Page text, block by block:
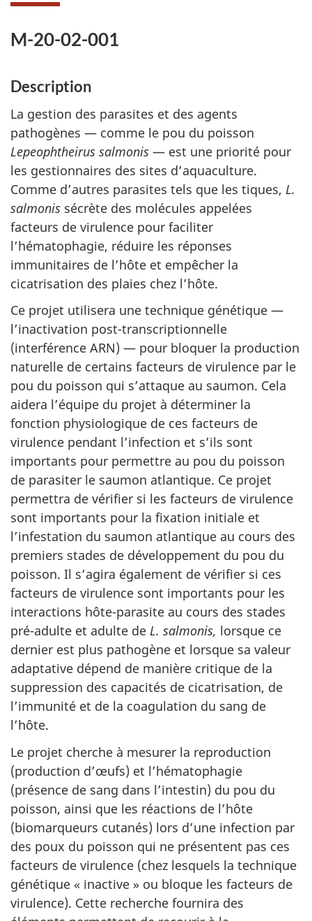
M-20-02-001
Description
La gestion des parasites et des agents
pathogènes — comme le pou du poisson
Lepeophtheirus salmonis — est une priorité pour
les gestionnaires des sites d’aquaculture.
Comme d’autres parasites tels que les tiques, L.
salmonis sécrète des molécules appelées
facteurs de virulence pour faciliter
l’hématophagie, réduire les réponses
immunitaires de l’hôte et empêcher la
cicatrisation des plaies chez l’hôte.
Ce projet utilisera une technique génétique —
l’inactivation post-transcriptionnelle
(interférence ARN) — pour bloquer la production
naturelle de certains facteurs de virulence par le
pou du poisson qui s’attaque au saumon. Cela
aidera l’équipe du projet à déterminer la
fonction physiologique de ces facteurs de
virulence pendant l’infection et s’ils sont
importants pour permettre au pou du poisson
de parasiter le saumon atlantique. Ce projet
permettra de vérifier si les facteurs de virulence
sont importants pour la fixation initiale et
l’infestation du saumon atlantique au cours des
premiers stades de développement du pou du
poisson. Il s’agira également de vérifier si ces
facteurs de virulence sont importants pour les
interactions hôte-parasite au cours des stades
pré-adulte et adulte de L. salmonis, lorsque ce
dernier est plus pathogène et lorsque sa valeur
adaptative dépend de manière critique de la
suppression des capacités de cicatrisation, de
l’immunité et de la coagulation du sang de
l’hôte.
Le projet cherche à mesurer la reproduction
(production d’œufs) et l’hématophagie
(présence de sang dans l’intestin) du pou du
poisson, ainsi que les réactions de l’hôte
(biomarqueurs cutanés) lors d’une infection par
des poux du poisson qui ne présentent pas ces
facteurs de virulence (chez lesquels la technique
génétique « inactive » ou bloque les facteurs de
virulence). Cette recherche fournira des